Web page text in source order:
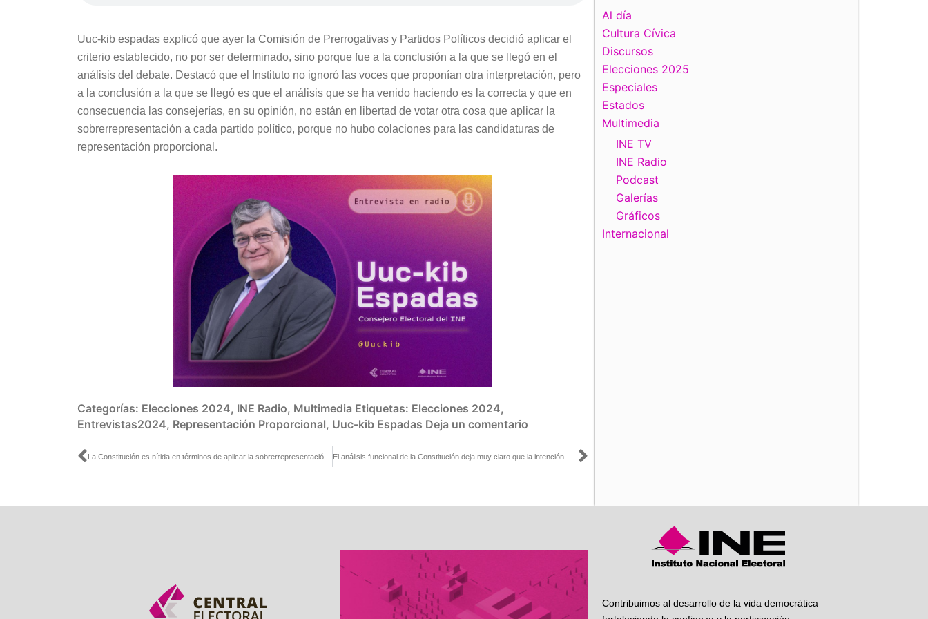
Uuc-kib espadas explicó que ayer la Comisión de Prerrogativas y Partidos Políticos decidió aplicar el
criterio establecido, no por ser determinado, sino porque fue a la conclusión a la que se llegó en el
análisis del debate. Destacó que el Instituto no ignoró las voces que proponían otra interpretación, pero
a la conclusión a la que se llegó es que el análisis que se ha venido haciendo es la correcta y que en
consecuencia las consejerías, en su opinión, no están en libertad de votar otra cosa que aplicar la
sobrerrepresentación a cada partido político, porque no hubo colaciones para las candidaturas de
representación proporcional.
Categorías: Elecciones 2024, INE Radio, Multimedia Etiquetas: Elecciones 2024,
Entrevistas2024, Representación Proporcional, Uuc-kib Espadas Deja un comentario
Ant Siguiente
Al día
Cultura Cívica
Discursos
Elecciones 2025
Especiales
Estados
Multimedia
INE TV
INE Radio
Podcast
Galerías
Gráficos
Internacional
Contribuimos al desarrollo de la vida democrática